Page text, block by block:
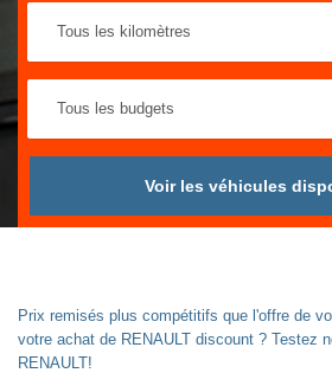
Voir les véhicules
Prix remisés plus compétitifs que l'offre de
votre achat de RENAULT discount ? Testez
RENAULT!